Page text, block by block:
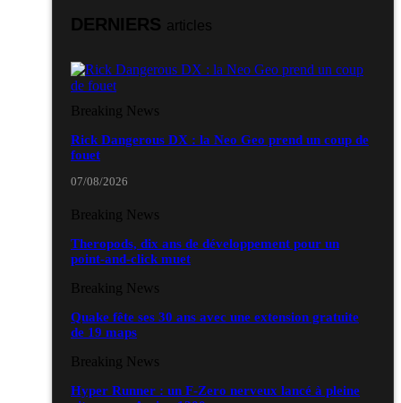
GeekNIID 2026
Salons & conventions geeks
DERNIERS articles
Breaking News
Rick Dangerous DX : la Neo Geo prend un coup de
fouet
07/08/2026
Breaking News
Theropods, dix ans de développement pour un
point-and-click muet
Breaking News
Quake fête ses 30 ans avec une extension gratuite
de 19 maps
Breaking News
Hyper Runner : un F-Zero nerveux lancé à pleine